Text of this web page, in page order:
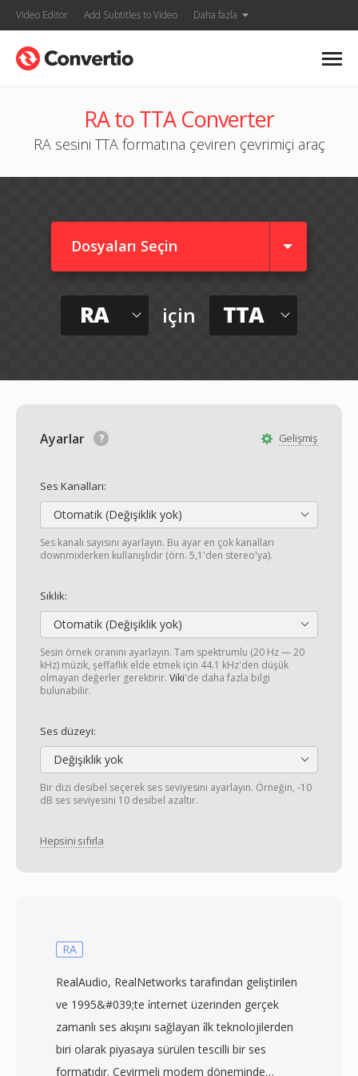
Video Editor Add Subtitles to Video Daha fazla
RA to TTA Converter
RA sesini TTA formatına çeviren çevrimiçi araç
Dosyaları Seçin
RA için TTA
Gelişmiş
Ayarlar
Ses Kanalları:
Otomatik (Değişiklik yok)
Ses kanalı sayısını ayarlayın. Bu ayar en çok kanalları
downmixlerken kullanışlıdır (örn. 5,1'den stereo'ya).
Sıklık:
Otomatik (Değişiklik yok)
Sesin örnek oranını ayarlayın. Tam spektrumlu (20 Hz — 20
kHz) müzik, şeffaflık elde etmek için 44.1 kHz'den düşük
olmayan değerler gerektirir. Viki'de daha fazla bilgi
bulunabilir.
Ses düzeyi:
Değişiklik yok
Bir dizi desibel seçerek ses seviyesini ayarlayın. Örneğin, -10
dB ses seviyesini 10 desibel azaltır.
Hepsini sıfırla
RA
RealAudio, RealNetworks tarafından geliştirilen
ve 1995&#039;te i̇nternet üzerinden gerçek
zamanlı ses akışını sağlayan i̇lk teknolojilerden
biri olarak piyasaya sürülen tescilli bir ses
formatıdır. Çevirmeli modem döneminde